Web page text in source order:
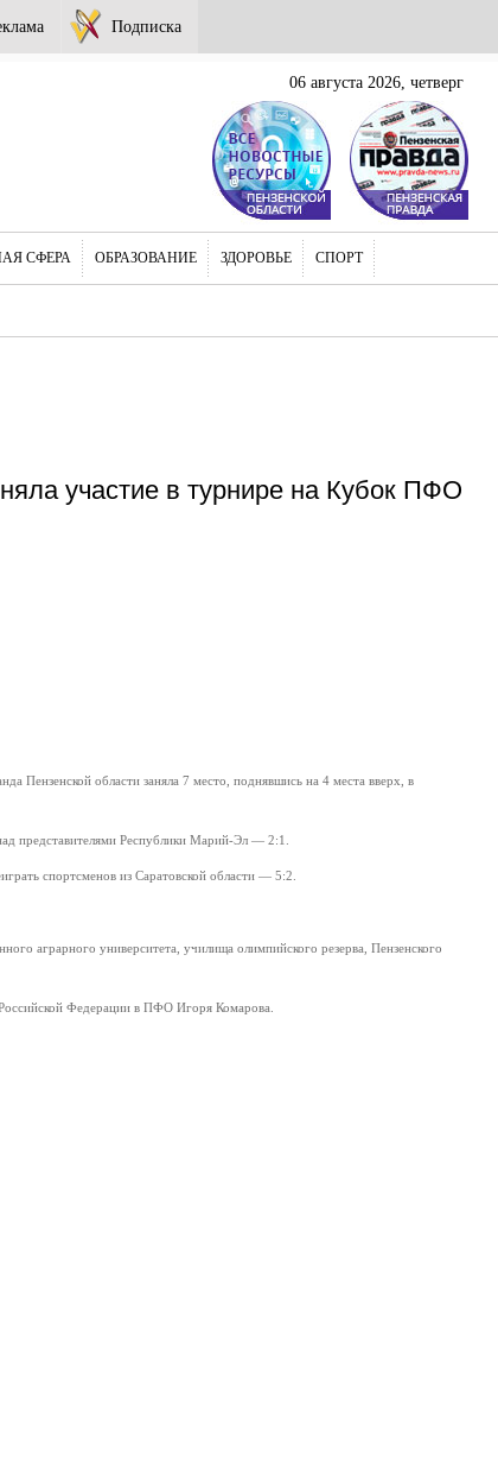
Подписка
06 августа 2026, четверг
СФЕРА ОБРАЗОВАНИЕ ЗДОРОВЬЕ СПОРТ
участие в турнире на Кубок ПФО
Пензенской области заняла 7 место, поднявшись на 4 места вверх, в
представителями Республики Марий-Эл — 2:1.
спортсменов из Саратовской области — 5:2.
аграрного университета, училища олимпийского резерва, Пензенского
Федерации в ПФО Игоря Комарова.